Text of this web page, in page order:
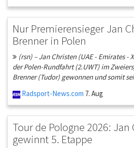
Nur Premierensieger Jan
Brenner in Polen
(rsn) – Jan Christen (UAE - Emirates -
der Polen-Rundfahrt (2.UWT) im
Brenner (Tudor) gewonnen und somit
Radsport-News.com 7. Aug
Tour de Pologne 2026: Jan
gewinnt 5. Etappe